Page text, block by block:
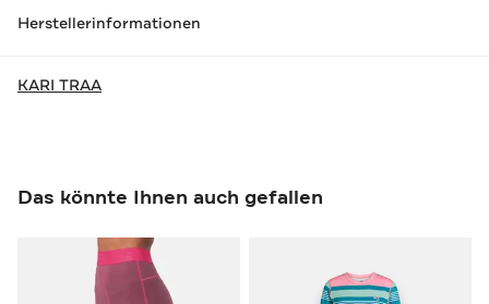
Herstellerinformationen
KARI TRAA
Das könnte Ihnen auch gefallen